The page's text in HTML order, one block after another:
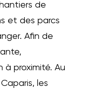
de
et des parcs
Afin de
à proximité. Au
les